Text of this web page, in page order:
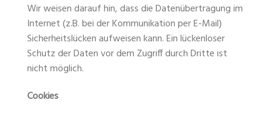
Wir weisen darauf hin, dass die Datenübertragung im
Internet (z.B. bei der Kommunikation per E-Mail)
Sicherheitslücken aufweisen kann. Ein lückenloser
Schutz der Daten vor dem Zugriff durch Dritte ist
nicht möglich.
Cookies